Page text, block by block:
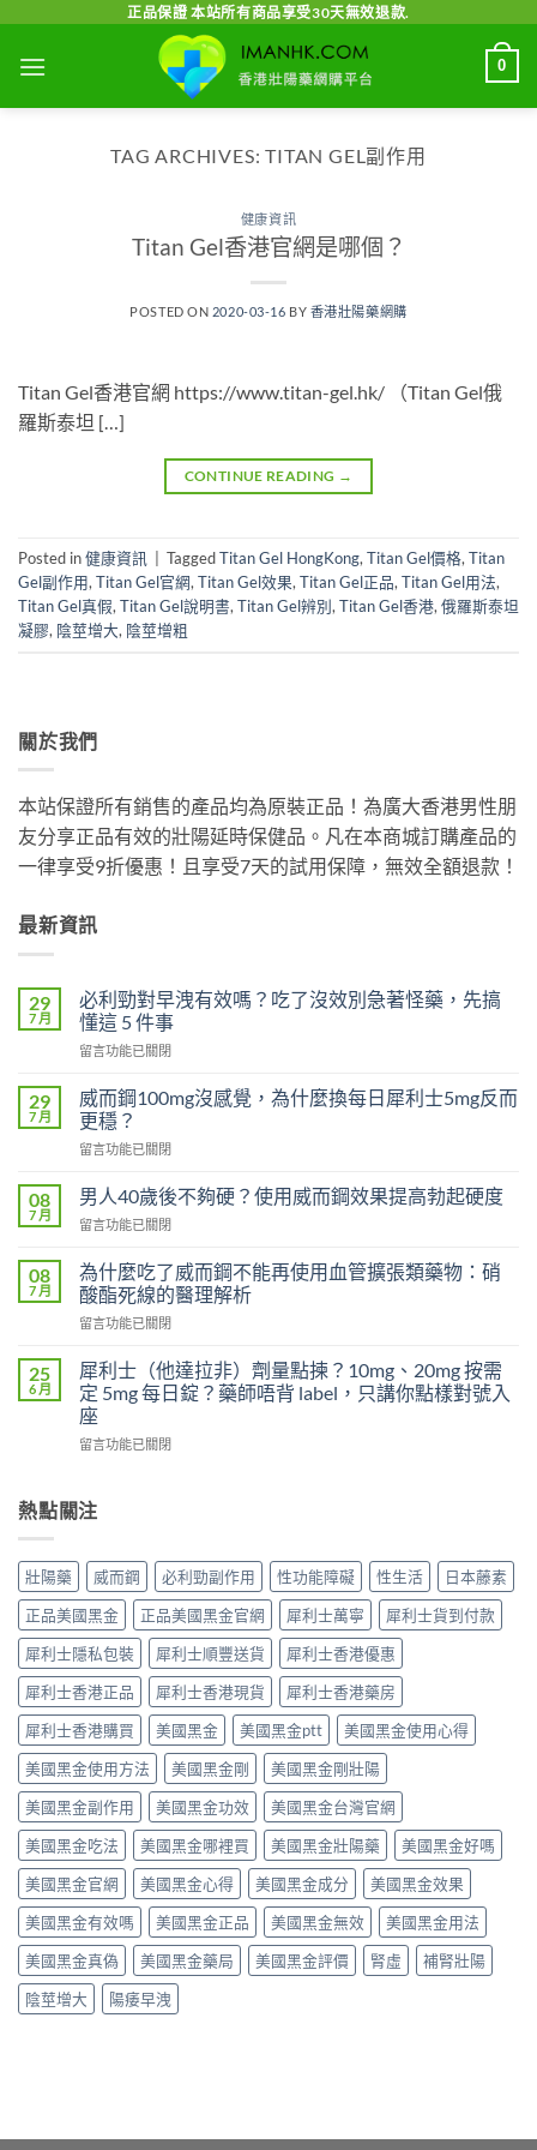
content
正品保證 本站所有商品享受30天無效退款.
0
TAG ARCHIVES:TITAN GEL副作用
健康資訊
Titan Gel香港官網是哪個？
POSTED ON 2020-03-16 BY 香港壯陽藥網購
Titan Gel香港官網 https://www.titan-gel.hk/ （Titan Gel俄
羅斯泰坦 […]
CONTINUE READING →
Posted in健康資訊 TaggedTitan Gel HongKong, Titan Gel價格, Titan
Gel副作用, Titan Gel官網, Titan Gel效果, Titan Gel正品, Titan Gel用法,
Titan Gel真假, Titan Gel說明書, Titan Gel辨別, Titan Gel香港, 俄羅斯泰坦
凝膠, 陰莖增大, 陰莖增粗
關於我們
本站保證所有銷售的產品均為原裝正品！為廣大香港男性朋
友分享正品有效的壯陽延時保健品。凡在本商城訂購產品的
一律享受9折優惠！且享受7天的試用保障，無效全額退款！
最新資訊
29
7 月
必利勁對早洩有效嗎？吃了沒效別急著怪藥，先搞
懂這 5 件事
在
利
勁
對
早
有
嗎？
了
沒
效
別
著
怪
藥，
先
這
5
事〉
留言功能已關閉
29
7 月
威而鋼100mg沒感覺，為什麼換每日犀利士5mg反而
更穩？
在
而
鋼
100mg
感
覺，
什
換
每
日
利
反
穩？〉
中
留言功能已關閉
08
7 月
男人40歲後不夠硬？使用威而鋼效果提高勃起硬度
在
人
40
歲
後
夠
硬？
使
用
威
效
高
勃
起
硬
度〉
中
留言功能已關閉
08
7 月
為什麼吃了威而鋼不能再使用血管擴張類藥物：硝
酸酯死線的醫理解析
在
什
麼
吃
了
威
不
能
使
用
血
管
擴
張
類
藥
物：
硝
酸
酯
死
線
的
醫
理
解
析〉
中
留言功能已關閉
25
6 月
犀利士（他達拉非）劑量點揀？10mg、20mg 按需
定 5mg 每日錠？藥師唔背 label，只講你點樣對號入
座
在
士
（他
拉
非）
劑
量
點
揀？
10mg、
20mg
按
需
定
5mg
每
日
錠？
藥
師
唔
背
label，
只
講
你
座〉
留言功能已關閉
熱點關注
壯陽藥 威而鋼 必利勁副作用 性功能障礙 性生活
日本藤素
正品美國黑金
正品美國黑金官網 犀利士萬寧
犀利士貨到付款
犀利士隱私包裝
犀利士順豐送貨
犀利士香港優惠
犀利士香港正品
犀利士香港現貨
犀利士香港藥房
犀利士香港購買
美國黑金 美國黑金ptt
美國黑金使用心得
美國黑金使用方法
美國黑金剛
美國黑金剛壯陽
美國黑金副作用
美國黑金功效
美國黑金台灣官網
美國黑金吃法
美國黑金哪裡買 美國黑金壯陽藥
美國黑金好嗎
美國黑金官網
美國黑金心得 美國黑金成分
美國黑金效果
美國黑金有效嗎
美國黑金正品 美國黑金無效
美國黑金用法
美國黑金真偽
美國黑金藥局 美國黑金評價 腎虛
補腎壯陽
陰莖增大
陽痿早洩